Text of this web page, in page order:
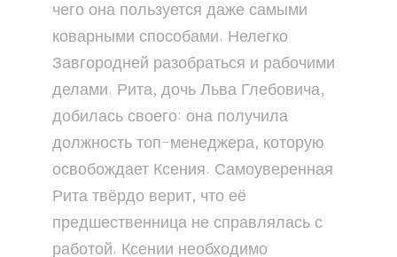
чего она пользуется даже самыми
коварными способами. Нелегко
Завгородней разобраться и рабочими
делами. Рита, дочь Льва Глебовича,
добилась своего: она получила
должность топ-менеджера, которую
освобождает Ксения. Самоуверенная
Рита твёрдо верит, что её
предшественница не справлялась с
работой. Ксении необходимо